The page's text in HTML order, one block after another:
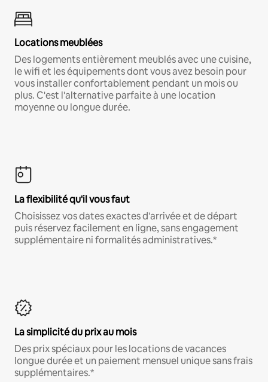
Locations meublées
Des logements entièrement meublés avec une cuisine,
le wifi et les équipements dont vous avez besoin pour
vous installer confortablement pendant un mois ou
plus. C'est l'alternative parfaite à une location
moyenne ou longue durée.
La flexibilité qu'il vous faut
Choisissez vos dates exactes d'arrivée et de départ
puis réservez facilement en ligne, sans engagement
supplémentaire ni formalités administratives.*
La simplicité du prix au mois
Des prix spéciaux pour les locations de vacances
longue durée et un paiement mensuel unique sans frais
supplémentaires.*